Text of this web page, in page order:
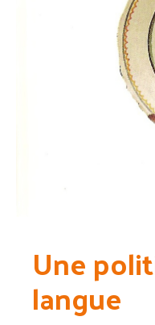
Une
langue